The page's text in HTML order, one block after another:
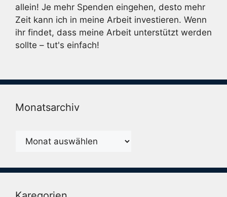
allein! Je mehr Spenden eingehen, desto mehr
Zeit kann ich in meine Arbeit investieren. Wenn
ihr findet, dass meine Arbeit unterstützt werden
sollte – tut's einfach!
Monatsarchiv
Monatsarchiv